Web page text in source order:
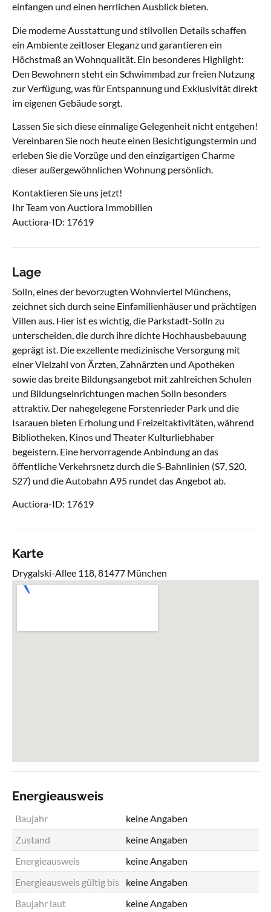
einfangen und einen herrlichen Ausblick bieten.
Die moderne Ausstattung und stilvollen Details schaffen
ein Ambiente zeitloser Eleganz und garantieren ein
Höchstmaß an Wohnqualität. Ein besonderes Highlight:
Den Bewohnern steht ein Schwimmbad zur freien Nutzung
zur Verfügung, was für Entspannung und Exklusivität direkt
im eigenen Gebäude sorgt.
Lassen Sie sich diese einmalige Gelegenheit nicht entgehen!
Vereinbaren Sie noch heute einen Besichtigungstermin und
erleben Sie die Vorzüge und den einzigartigen Charme
dieser außergewöhnlichen Wohnung persönlich.
Kontaktieren Sie uns jetzt!
Ihr Team von Auctiora Immobilien
Auctiora-ID: 17619
Lage
Solln, eines der bevorzugten Wohnviertel Münchens,
zeichnet sich durch seine Einfamilienhäuser und prächtigen
Villen aus. Hier ist es wichtig, die Parkstadt-Solln zu
unterscheiden, die durch ihre dichte Hochhausbebauung
geprägt ist. Die exzellente medizinische Versorgung mit
einer Vielzahl von Ärzten, Zahnärzten und Apotheken
sowie das breite Bildungsangebot mit zahlreichen Schulen
und Bildungseinrichtungen machen Solln besonders
attraktiv. Der nahegelegene Forstenrieder Park und die
Isarauen bieten Erholung und Freizeitaktivitäten, während
Bibliotheken, Kinos und Theater Kulturliebhaber
begeistern. Eine hervorragende Anbindung an das
öffentliche Verkehrsnetz durch die S-Bahnlinien (S7, S20,
S27) und die Autobahn A95 rundet das Angebot ab.
Auctiora-ID: 17619
Karte
Drygalski-Allee 118, 81477 München
Energieausweis
Baujahr
keine Angaben
Zustand
keine Angaben
Energieausweis
keine Angaben
Energieausweis gültig bis
keine Angaben
Baujahr laut
keine Angaben